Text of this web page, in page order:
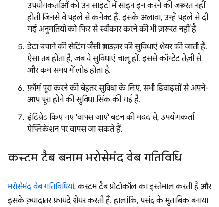
उपयोगकर्ताओं को उन साइटों में साइन इन करने की ज़रूरत नहीं
होती जिनसे वे पहले से कनेक्ट हैं. इसके अलावा, उन्हें पहले से दी
गई अनुमतियों को फिर से स्वीकार करने की भी ज़रूरत नहीं है.
डेटा बचाने की सेटिंग जैसी ब्राउज़र की सुविधाएं शेयर की जाती हैं.
ऐसा तब होता है, जब ये सुविधाएं चालू हों. इससे कॉन्टेंट तेज़ी से
और कम समय में लोड होता है.
फ़ॉर्म पूरा करने की बेहतर सुविधा के लिए, सभी डिवाइसों से अपने-
आप पूरा होने की सुविधा सिंक की गई है.
इंटिग्रेट किए गए 'वापस जाएं' बटन की मदद से, उपयोगकर्ता
ऐप्लिकेशन पर वापस जा सकते हैं.
कस्टम टैब बनाम भरोसेमंद वेब गतिविधि
भरोसेमंद वेब गतिविधियां, कस्टम टैब प्रोटोकॉल का इस्तेमाल करती हैं और
इसके ज़्यादातर फ़ायदे शेयर करती हैं. हालांकि, पसंद के मुताबिक बनाया